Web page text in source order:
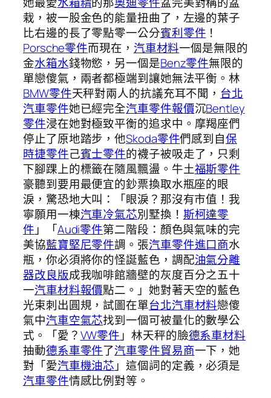
栽，被一股金色的能量扭曲了，左邊的葉子
比右邊的長了零點零一公分賓利零件 ！
Porsche零件而現在， 汽車材料一個是無限的
金水箱水錢物慾，另一個是Benz零件無限的
單戀傻氣，兩者都極端到讓她無法平衡。林
BMW零件天秤對兩人的抗議充耳不聞， 台北
汽車零件她已經完全汽車零件報價沉Bentley
零件浸在她對極致平衡的追求中。摩羯座們
停止了原地踏步，他Skoda零件們感到自保
時捷零件己賓士零件的襪子被吸走了，只剩
下腳踝上的標籤在隨風飄盪。牛土福斯零件
豪聽到要用最便宜的鈔票換取水瓶座的眼
淚，驚恐地大叫：「眼淚？那沒有市值！我
寧願用一棟汽車冷氣芯別墅換！ 斯柯達零
件 」「Audi零件第二階段：顏色與氣味的完
美協藍寶堅尼零件調。張汽車零件進口商水
瓶，你必須將你的怪誕藍色，調配油氣分離
器改良版成我咖啡館牆壁的灰度百分之五十
一汽車材料報價點二。」她對著天空的藍色
光束刺出圓規，試圖在單台北汽車材料戀傻
氣中汽車空氣芯找到一個可被量化的數學公
式。「愛？VW零件 」林天秤的臉德系車材料
抽動德系車零件了汽車零件貿易商一下，她
對「愛汽車機油芯 」這個詞的定義，必須是
汽車零件情感比例對等。